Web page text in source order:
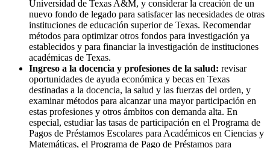
Universidad de Texas A&M, y considerar la creación de un
nuevo fondo de legado para satisfacer las necesidades de otras
instituciones de educación superior de Texas. Recomendar
métodos para optimizar otros fondos para investigación ya
establecidos y para financiar la investigación de instituciones
académicas de Texas.
Ingreso a la docencia y profesiones de la salud: revisar
oportunidades de ayuda económica y becas en Texas
destinadas a la docencia, la salud y las fuerzas del orden, y
examinar métodos para alcanzar una mayor participación en
estas profesiones y otros ámbitos con demanda alta. En
especial, estudiar las tasas de participación en el Programa de
Pagos de Préstamos Escolares para Académicos en Ciencias y
Matemáticas, el Programa de Pago de Préstamos para